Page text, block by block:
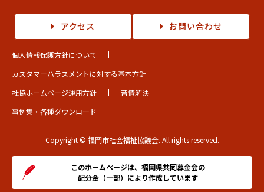
アクセス お問い合わせ
個人情報保護方針について
カスタマーハラスメントに対する基本方針
社協ホームページ運用方針
苦情解決
事例集・各種ダウンロード
Copyright © 福岡市社会福祉協議会. All rights reserved.
このホームページは、福岡県共同募金会の
配分金（一部）により作成しています